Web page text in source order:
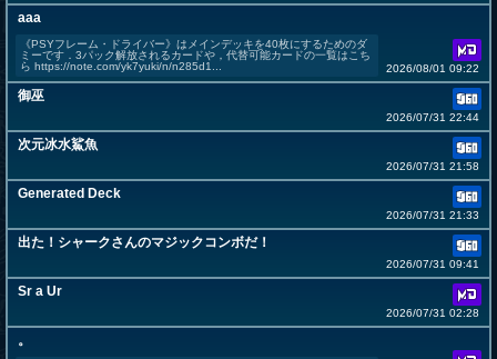
aaa
《PSYフレーム・ドライバー》はメインデッキを40枚にするためのダ
ミーです．3パック解放されるカードや，代替可能カードの一覧はこち
ら https://note.com/yk7yuki/n/n285d1...
2026/08/01 09:22
御巫
2026/07/31 22:44
次元冰水鯊魚
2026/07/31 21:58
Generated Deck
2026/07/31 21:33
出た！シャークさんのマジックコンボだ！
2026/07/31 09:41
Sr a Ur
2026/07/31 02:28
。